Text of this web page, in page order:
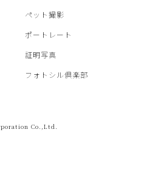
ペット撮影
ポートレート
証明写真
フォトシル倶楽部
Co.,Ltd.